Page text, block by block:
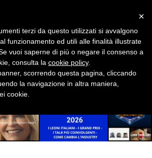
×
terzi da questo utilizzati si avvalgono
funzionamento ed utili alle finalità illustrate
vuoi saperne di più o negare il consenso a
consulta la cookie policy.
scorrendo questa pagina, cliccando
la navigazione in altra maniera,
cookie.